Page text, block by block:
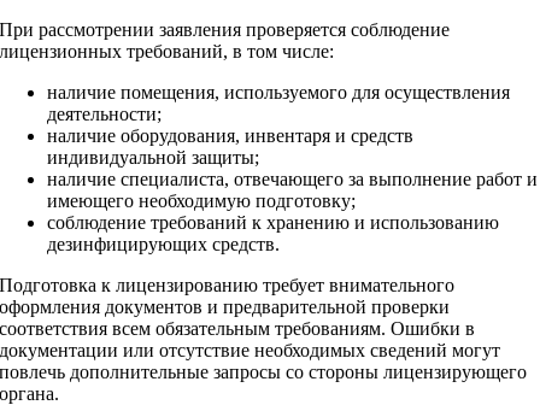
При рассмотрении заявления проверяется соблюдение
лицензионных требований, в том числе:
наличие помещения, используемого для осуществления
деятельности;
наличие оборудования, инвентаря и средств
индивидуальной защиты;
наличие специалиста, отвечающего за выполнение работ и
имеющего необходимую подготовку;
соблюдение требований к хранению и использованию
дезинфицирующих средств.
Подготовка к лицензированию требует внимательного
оформления документов и предварительной проверки
соответствия всем обязательным требованиям. Ошибки в
документации или отсутствие необходимых сведений могут
повлечь дополнительные запросы со стороны лицензирующего
органа.